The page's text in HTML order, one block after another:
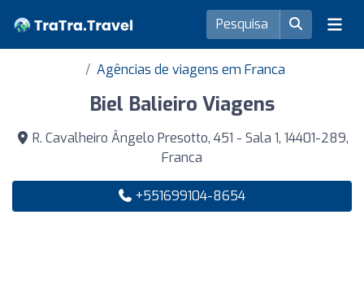
Agências de viagens em Franca
Biel Balieiro Viagens
R. Cavalheiro Ângelo Presotto, 451 - Sala 1, 14401-289,
Franca
+551699104-8654